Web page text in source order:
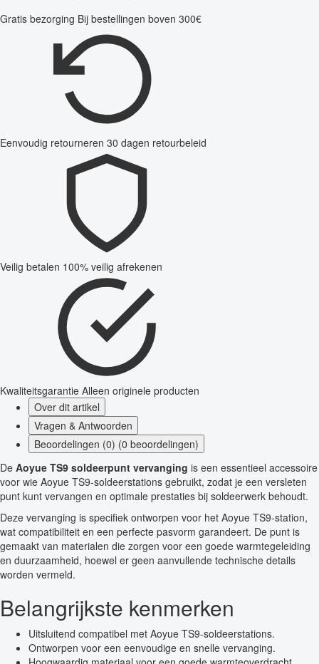
Gratis bezorging Bij bestellingen boven 300€
Eenvoudig retourneren 30 dagen retourbeleid
Veilig betalen 100% veilig afrekenen
Kwaliteitsgarantie Alleen originele producten
Over dit artikel
Vragen & Antwoorden
Beoordelingen (0) (0 beoordelingen)
De Aoyue TS9 soldeerpunt vervanging is een essentieel accessoire
voor wie Aoyue TS9-soldeerstations gebruikt, zodat je een versleten
punt kunt vervangen en optimale prestaties bij soldeerwerk behoudt.
Deze vervanging is specifiek ontworpen voor het Aoyue TS9-station,
wat compatibiliteit en een perfecte pasvorm garandeert. De punt is
gemaakt van materialen die zorgen voor een goede warmtegeleiding
en duurzaamheid, hoewel er geen aanvullende technische details
worden vermeld.
Belangrijkste kenmerken
Uitsluitend compatibel met Aoyue TS9-soldeerstations.
Ontworpen voor een eenvoudige en snelle vervanging.